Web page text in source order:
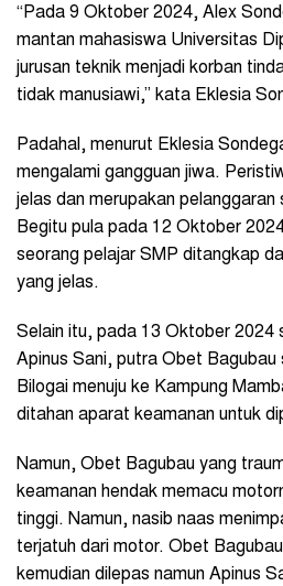
“Pada 9 Oktober 2024, Alex
mantan mahasiswa Universitas
jurusan teknik menjadi korban
tidak manusiawi,” kata Eklesia
Padahal, menurut Eklesia
mengalami gangguan jiwa.
jelas dan merupakan
Begitu pula pada 12 Oktober
seorang pelajar SMP ditangkap
yang jelas.
Selain itu, pada 13 Oktober 2024
Apinus Sani, putra Obet Bagubau
Bilogai menuju ke Kampung
ditahan aparat keamanan untuk
Namun, Obet Bagubau yang
keamanan hendak memacu
tinggi. Namun, nasib naas
terjatuh dari motor. Obet
kemudian dilepas namun Apinus